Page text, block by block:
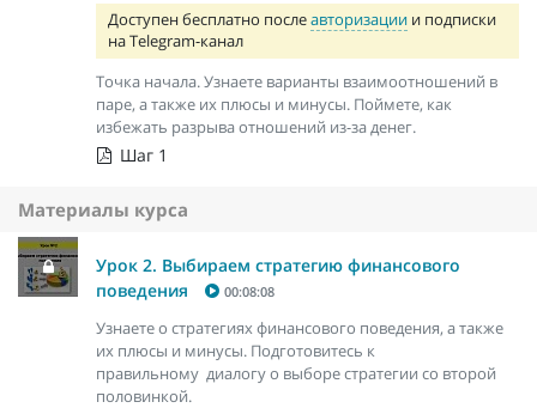
Доступен бесплатно послеавторизации и подписки
на Telegram-канал
Точка начала. Узнаете варианты взаимоотношений в
паре, а также их плюсы и минусы. Поймете, как
избежать разрыва отношений из-за денег.
Шаг 1
Материалы курса
Урок 2. Выбираем стратегию финансового
поведения
00:08:08
Узнаете о стратегиях финансового поведения, а также
их плюсы и минусы. Подготовитесь к
правильному диалогу о выборе стратегии со второй
половинкой.